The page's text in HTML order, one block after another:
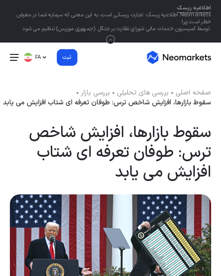
اطلاعیه ریسک
Neomarkets اطلاعیه ریسک: تجارت ریسکی است، به این معنی که سرمایه شما در معرض
خطر است زیرا
.توسط کمیسیون خدمات مالی شورای نظارت بر جنگل (جمهوری موریس) تنظیم می شود
ثبت FA
صفحه اصلی بررسی های تحلیلی
بررسی بازار
سقوط بازارها، افزایش شاخص ترس: طوفان تعرفه ای شتاب افزایش می یابد
سقوط بازارها، افزایش شاخص
ترس: طوفان تعرفه ای شتاب
افزایش می یابد